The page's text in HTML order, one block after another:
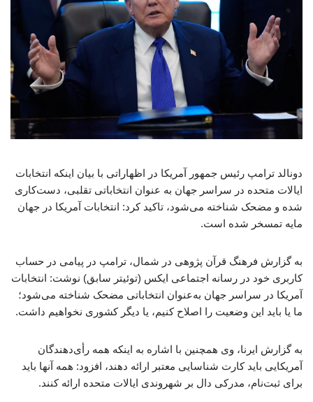
دونالد ترامپ رئیس جمهور آمریکا در اظهاراتی با بیان اینکه انتخابات
ایالات متحده در سراسر جهان به عنوان انتخاباتی تقلبی، دست‌کاری
شده و مضحک شناخته می‌شود، تاکید کرد: انتخابات آمریکا در جهان
مایه تمسخر شده است.
به گزارش فرهنگ قرآن پژوهی در شمال، ترامپ در پیامی در حساب
کاربری خود در رسانه اجتماعی ایکس (توئیتر سابق) نوشت: انتخابات
آمریکا در سراسر جهان به‌عنوان انتخاباتی مضحک شناخته می‌شود؛
ما یا باید این وضعیت را اصلاح کنیم، یا دیگر کشوری نخواهیم داشت.
به گزارش ایرنا، وی همچنین با اشاره به اینکه همه رأی‌دهندگان
آمریکایی باید کارت شناسایی معتبر ارائه دهند، افزود: همه آنها باید
برای ثبت‌نام، مدرکی دال بر شهروندی ایالات متحده ارائه کنند.